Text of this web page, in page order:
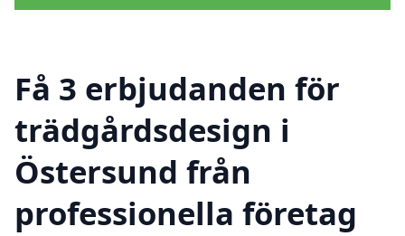
Få 3 erbjudanden för
trädgårdsdesign i
Östersund från
professionella företag